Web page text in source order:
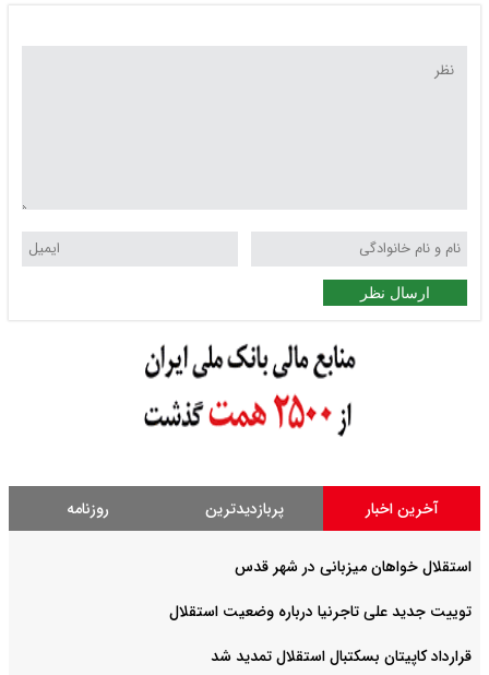
ارسال نظر
آخرین اخبار پربازدیدترین روزنامه
استقلال خواهان میزبانی در شهر قدس
توییت جدید علی تاجرنیا درباره وضعیت استقلال
قرارداد کاپیتان بسکتبال استقلال تمدید شد